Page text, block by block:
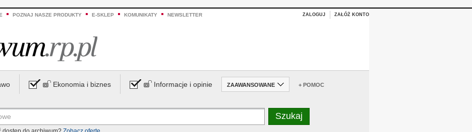
POZNAJ NASZE PRODUKTY E-SKLEP KOMUNIKATY NEWSLETTER ZALOGUJ ZAŁÓŻ KONTO
Ekonomia i biznes Informacje i opinie ZAAWANSOWANE + POMOC